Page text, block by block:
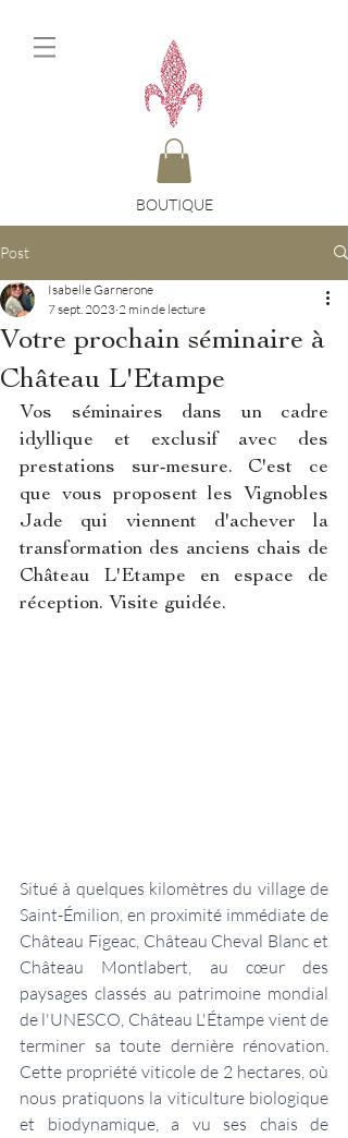
BOUTIQUE
Post
Votre prochain séminaire à
Château L'Etampe
Isabelle Garnerone
7 sept. 2023 2 min de lecture
Vos séminaires dans un cadre
idyllique et exclusif avec des
prestations sur-mesure. C'est ce
que vous proposent les Vignobles
Jade qui viennent d'achever la
transformation des anciens chais de
Château L'Etampe en espace de
réception. Visite guidée.
Situé à quelques kilomètres du village de
Saint-Émilion, en proximité immédiate de
Château Figeac, Château Cheval Blanc et
Château Montlabert, au cœur des
paysages classés au patrimoine mondial
de l'UNESCO, Château L'Étampe vient de
terminer sa toute dernière rénovation.
Cette propriété viticole de 2 hectares, où
nous pratiquons la viticulture biologique
et biodynamique, a vu ses chais de